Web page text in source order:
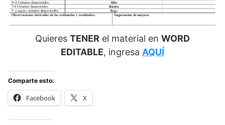
Quieres TENER el material en WORD
EDITABLE, ingresa AQUÍ
Comparte esto:
Facebook X